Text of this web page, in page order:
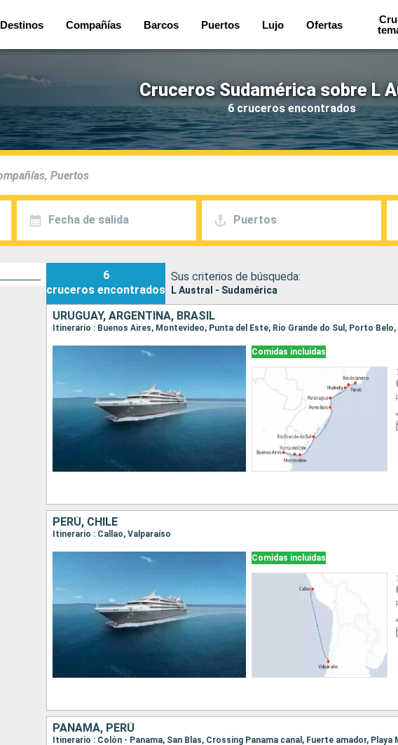
Destinos Compañías Barcos Puertos Lujo Ofertas
Cruceros Sudamérica sobre L
6 cruceros encontrados
Fecha de salida Puertos
6
cruceros encontrados
Sus criterios de búsqueda:
L Austral - Sudamérica
URUGUAY, ARGENTINA, BRASIL
Comidas incluidas
PERÚ, CHILE
Itinerario : Callao, Valparaíso
Comidas incluidas
PANAMÁ, PERÚ
Itinerario : Colón - Panama, San Blas, Crossing Panama canal, Fuerte amador, Playa